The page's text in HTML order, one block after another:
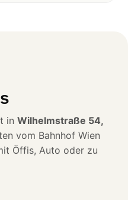
in Wilhelmstraße 54,
vom Bahnhof Wien
Öffis, Auto oder zu